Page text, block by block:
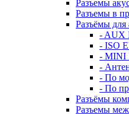
Разъемы
Разъемы в
Разъёмы для
- AUX
- ISO
- MINI
-
- По
- По
Разъёмы
Разъемы